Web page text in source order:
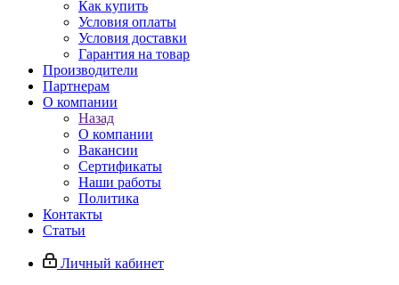
Как купить
Условия оплаты
Условия доставки
Гарантия на товар
Производители
Партнерам
О компании
Назад
О компании
Вакансии
Сертификаты
Наши работы
Политика
Контакты
Статьи
Личный кабинет